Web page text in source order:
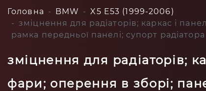
Головна BMW
X5 E53 (1999-2006)
зміцнення для радіаторів; каркас і
рамка передньої панелі; супорт
зміцнення для радіаторів;
фари; оперення в зборі;